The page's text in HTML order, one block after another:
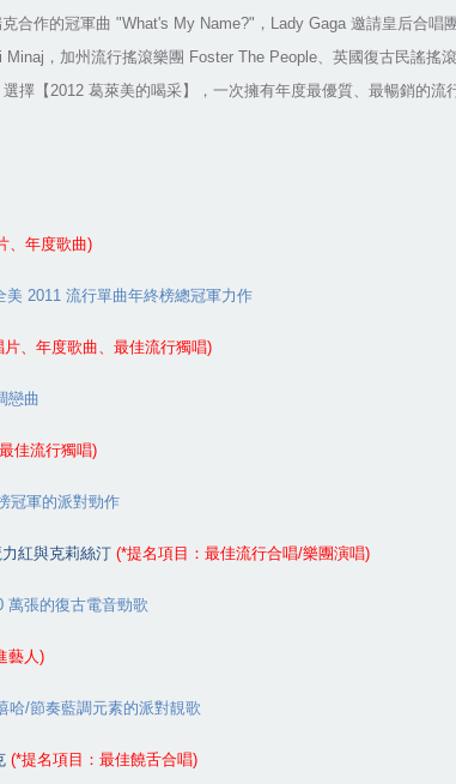
合作的冠軍曲 "What's My Name?" ， Lady Gaga 邀請皇后合唱
Minaj ，加州流行搖滾樂團 Foster The People、英國復古民謠搖
擇【2012 葛萊美的喝采】，一次擁有年度最優質、最暢銷的流
、年度歌曲)
美 2011 流行單曲年終榜總冠軍力作
、年度歌曲、最佳流行獨唱)
戀曲
佳流行獨唱)
冠軍的派對勁作
力紅與克莉絲汀 (*提名項目：最佳流行合唱/樂團演唱)
萬張的復古電音勁歌
藝人)
哈/節奏藍調元素的派對靚歌
(*提名項目：最佳饒舌合唱)